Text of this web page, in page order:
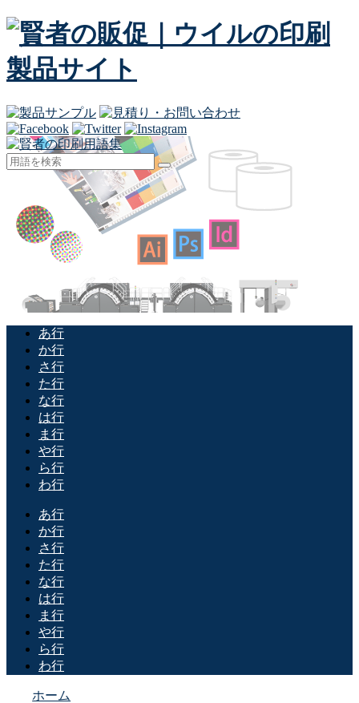
あ行
か行
さ行
た行
な行
は行
ま行
や行
ら行
わ行
あ行
か行
さ行
た行
な行
は行
ま行
や行
ら行
わ行
ホーム